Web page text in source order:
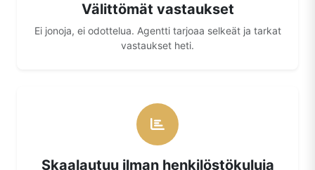
Välittömät vastaukset
Ei jonoja, ei odottelua. Agentti tarjoaa selkeät ja tarkat
vastaukset heti.
Skaalautuu ilman henkilöstökuluja